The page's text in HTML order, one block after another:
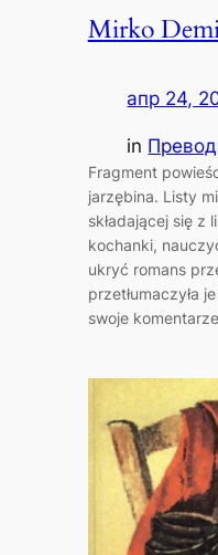
Mirko
апр 24,
in
Fragment
jarzębina. Listy
składającej się z
kochanki,
ukryć romans
przetłumaczyła
swoje